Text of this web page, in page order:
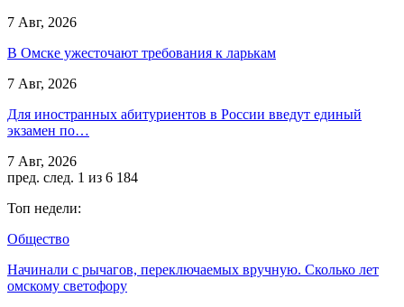
7 Авг, 2026
В Омске ужесточают требования к ларькам
7 Авг, 2026
Для иностранных абитуриентов в России введут единый
экзамен по…
7 Авг, 2026
пред. след. 1 из 6 184
Топ недели:
Общество
Начинали с рычагов, переключаемых вручную. Сколько лет
омскому светофору